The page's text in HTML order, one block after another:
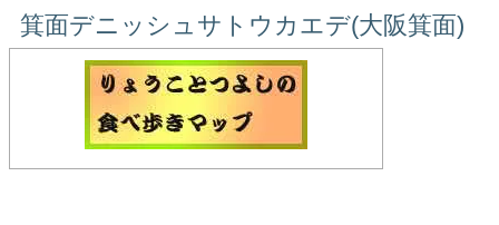
箕面デニッシュサトウカエデ(大阪箕面)